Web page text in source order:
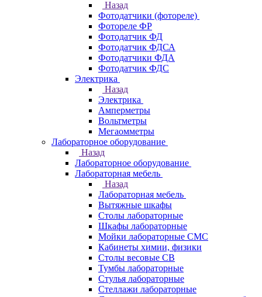
Назад
Фотодатчики (фотореле)
Фотореле ФР
Фотодатчик ФД
Фотодатчик ФДСА
Фотодатчики ФДА
Фотодатчик ФДС
Электрика
Назад
Электрика
Амперметры
Вольтметры
Мегаомметры
Лабораторное оборудование
Назад
Лабораторное оборудование
Лабораторная мебель
Назад
Лабораторная мебель
Вытяжные шкафы
Столы лабораторные
Шкафы лабораторные
Мойки лабораторные СМС
Кабинеты химии, физики
Столы весовые СВ
Тумбы лабораторные
Стулья лабораторные
Стеллажи лабораторные